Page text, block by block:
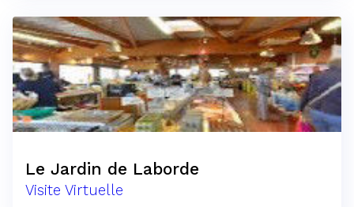
Le Jardin de Laborde
Visite Virtuelle